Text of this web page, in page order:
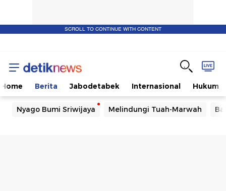
SCROLL TO CONTINUE WITH CONTENT
Home Berita Jabodetabek Internasional Hukum
Nyago Bumi Sriwijaya Melindungi Tuah-Marwah